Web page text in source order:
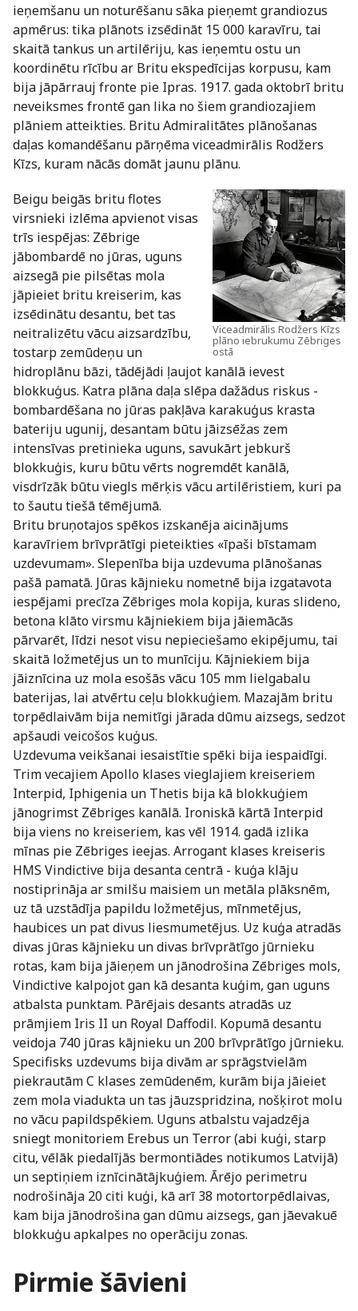
ieņemšanu un noturēšanu sāka pieņemt grandiozus
apmērus: tika plānots izsēdināt 15 000 karavīru, tai
skaitā tankus un artilēriju, kas ieņemtu ostu un
koordinētu rīcību ar Britu ekspedīcijas korpusu, kam
bija jāpārrauj fronte pie Ipras. 1917. gada oktobrī britu
neveiksmes frontē gan lika no šiem grandiozajiem
plāniem atteikties. Britu Admiralitātes plānošanas
daļas komandēšanu pārņēma viceadmirālis Rodžers
Kīzs, kuram nācās domāt jaunu plānu.
Viceadmirālis Rodžers Kīzs
plāno iebrukumu Zēbriges
ostā
Beigu beigās britu flotes
virsnieki izlēma apvienot visas
trīs iespējas: Zēbrige
jābombardē no jūras, uguns
aizsegā pie pilsētas mola
jāpieiet britu kreiserim, kas
izsēdinātu desantu, bet tas
neitralizētu vācu aizsardzību,
tostarp zemūdeņu un
hidroplānu bāzi, tādējādi ļaujot kanālā ievest
blokkuģus. Katra plāna daļa slēpa dažādus riskus -
bombardēšana no jūras pakļāva karakuģus krasta
bateriju ugunij, desantam būtu jāizsēžas zem
intensīvas pretinieka uguns, savukārt jebkurš
blokkuģis, kuru būtu vērts nogremdēt kanālā,
visdrīzāk būtu viegls mērķis vācu artilēristiem, kuri pa
to šautu tiešā tēmējumā.
Britu bruņotajos spēkos izskanēja aicinājums
karavīriem brīvprātīgi pieteikties «īpaši bīstamam
uzdevumam». Slepenība bija uzdevuma plānošanas
pašā pamatā. Jūras kājnieku nometnē bija izgatavota
iespējami precīza Zēbriges mola kopija, kuras slideno,
betona klāto virsmu kājniekiem bija jāiemācās
pārvarēt, līdzi nesot visu nepieciešamo ekipējumu, tai
skaitā ložmetējus un to munīciju. Kājniekiem bija
jāiznīcina uz mola esošās vācu 105 mm lielgabalu
baterijas, lai atvērtu ceļu blokkuģiem. Mazajām britu
torpēdlaivām bija nemitīgi jārada dūmu aizsegs, sedzot
apšaudi veicošos kuģus.
Uzdevuma veikšanai iesaistītie spēki bija iespaidīgi.
Trim vecajiem Apollo klases vieglajiem kreiseriem
Interpid, Iphigenia un Thetis bija kā blokkuģiem
jānogrimst Zēbriges kanālā. Ironiskā kārtā Interpid
bija viens no kreiseriem, kas vēl 1914. gadā izlika
mīnas pie Zēbriges ieejas. Arrogant klases kreiseris
HMS Vindictive bija desanta centrā - kuģa klāju
nostiprināja ar smilšu maisiem un metāla plāksnēm,
uz tā uzstādīja papildu ložmetējus, mīnmetējus,
haubices un pat divus liesmumetējus. Uz kuģa atradās
divas jūras kājnieku un divas brīvprātīgo jūrnieku
rotas, kam bija jāieņem un jānodrošina Zēbriges mols,
Vindictive kalpojot gan kā desanta kuģim, gan uguns
atbalsta punktam. Pārējais desants atradās uz
prāmjiem Iris II un Royal Daffodil. Kopumā desantu
veidoja 740 jūras kājnieku un 200 brīvprātīgo jūrnieku.
Specifisks uzdevums bija divām ar sprāgstvielām
piekrautām C klases zemūdenēm, kurām bija jāieiet
zem mola viadukta un tas jāuzspridzina, nošķirot molu
no vācu papildspēkiem. Uguns atbalstu vajadzēja
sniegt monitoriem Erebus un Terror (abi kuģi, starp
citu, vēlāk piedalījās bermontiādes notikumos Latvijā)
un septiņiem iznīcinātājkuģiem. Ārējo perimetru
nodrošināja 20 citi kuģi, kā arī 38 motortorpēdlaivas,
kam bija jānodrošina gan dūmu aizsegs, gan jāevakuē
blokkuģu apkalpes no operāciju zonas.
Pirmie šāvieni